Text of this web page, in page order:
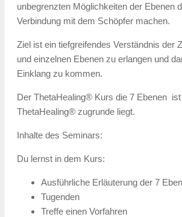
unbegrenzten Möglichkeiten der Ebenen
Verbindung mit dem Schöpfer machen.
Ziel ist ein tiefgreifendes Verständnis der
und einzelnen Ebenen zu erlangen und
Einklang zu kommen.
Der ThetaHealing® Kurs die 7 Ebenen
ThetaHealing® zugrunde liegt.
Inhalte des Seminars:
Du lernst in dem Kurs:
Ausführliche Erläuterung der 7
Tugenden
Treffe einen Vorfahren